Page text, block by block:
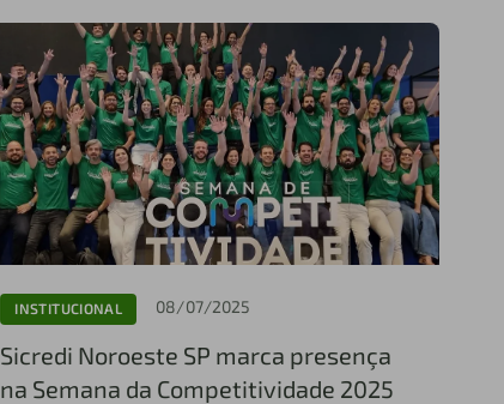
INSTITUCIONAL 08/07/2025
Sicredi Noroeste SP marca presença
na Semana da Competitividade 2025